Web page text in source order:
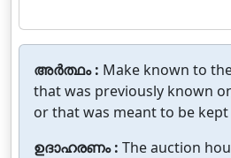
അർത്ഥം : Make known to
that was previously known
or that was meant to be kept
ഉദാഹരണം : The auction